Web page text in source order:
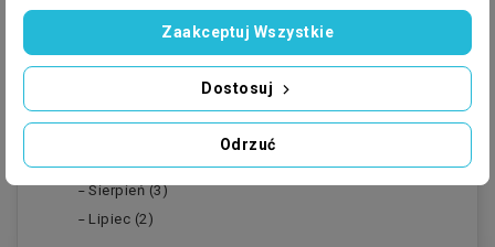
ARCHIVED POSTS
Sierpień (3)
Lipiec (2)
Odrzuć
Dostosuj
Zaakceptuj Wszystkie